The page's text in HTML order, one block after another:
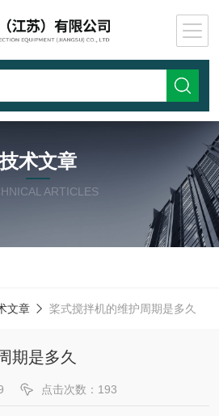
技术文章
ARTICLES
文章 桨式搅拌机的维护周期是多久
期是多久
点击次数：193